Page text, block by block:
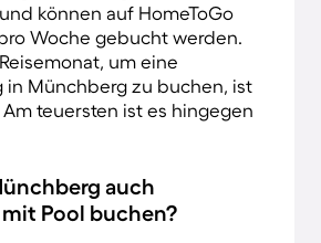
können auf HomeToGo
Woche gebucht werden.
um eine
in Münchberg zu buchen, ist
teuersten ist es hingegen
auch
Pool buchen?